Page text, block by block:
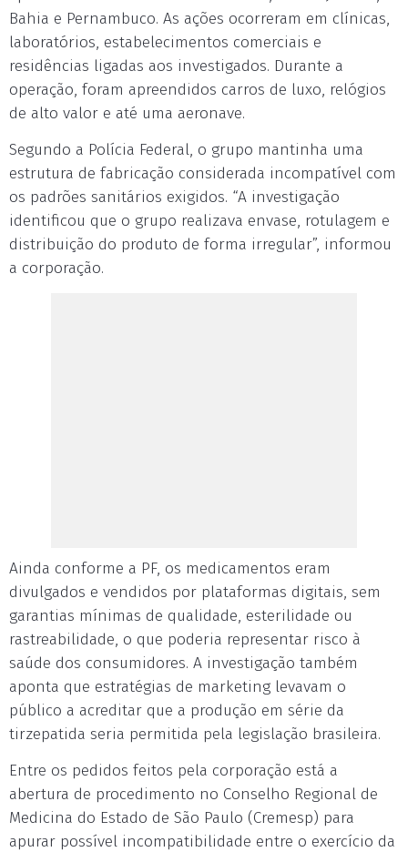
Bahia e Pernambuco. As ações ocorreram em clínicas,
laboratórios, estabelecimentos comerciais e
residências ligadas aos investigados. Durante a
operação, foram apreendidos carros de luxo, relógios
de alto valor e até uma aeronave.
Segundo a Polícia Federal, o grupo mantinha uma
estrutura de fabricação considerada incompatível com
os padrões sanitários exigidos. “A investigação
identificou que o grupo realizava envase, rotulagem e
distribuição do produto de forma irregular”, informou
a corporação.
Ainda conforme a PF, os medicamentos eram
divulgados e vendidos por plataformas digitais, sem
garantias mínimas de qualidade, esterilidade ou
rastreabilidade, o que poderia representar risco à
saúde dos consumidores. A investigação também
aponta que estratégias de marketing levavam o
público a acreditar que a produção em série da
tirzepatida seria permitida pela legislação brasileira.
Entre os pedidos feitos pela corporação está a
abertura de procedimento no Conselho Regional de
Medicina do Estado de São Paulo (Cremesp) para
apurar possível incompatibilidade entre o exercício da